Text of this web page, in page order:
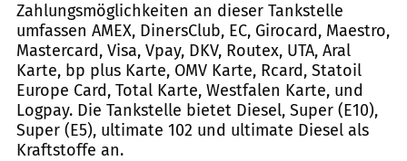
Zahlungsmöglichkeiten an dieser Tankstelle
umfassen AMEX, DinersClub, EC, Girocard, Maestro,
Mastercard, Visa, Vpay, DKV, Routex, UTA, Aral
Karte, bp plus Karte, OMV Karte, Rcard, Statoil
Europe Card, Total Karte, Westfalen Karte, und
Logpay. Die Tankstelle bietet Diesel, Super (E10),
Super (E5), ultimate 102 und ultimate Diesel als
Kraftstoffe an.